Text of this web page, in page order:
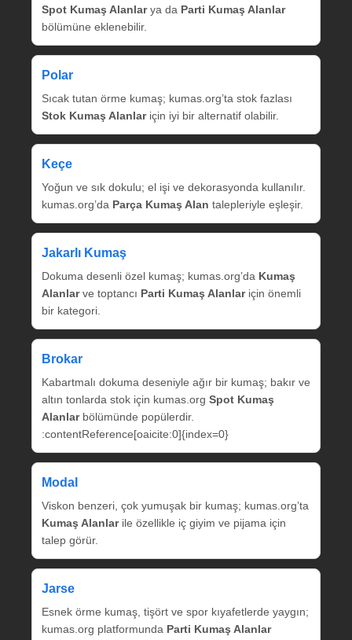
Spot Kumaş Alanlarya da Parti Kumaş Alanlar
bölümüne eklenebilir.
Polar
Sıcak tutan örme kumaş; kumas.org’ta stok fazlası
Stok Kumaş Alanlariçin iyi bir alternatif olabilir.
Keçe
Yoğun ve sık dokulu; el işi ve dekorasyonda kullanılır.
kumas.org’da Parça Kumaş Alan talepleriyle eşleşir.
Jakarlı Kumaş
Dokuma desenli özel kumaş; kumas.org’da Kumaş
Alanlarve toptancı Parti Kumaş Alanlariçin önemli
bir kategori.
Brokar
Kabartmalı dokuma deseniyle ağır bir kumaş; bakır ve
altın tonlarda stok için kumas.org Spot Kumaş
Alanlarbölümünde popülerdir.
:contentReference[oaicite:0]{index=0}
Modal
Viskon benzeri, çok yumuşak bir kumaş; kumas.org’ta
Kumaş Alanlarile özellikle iç giyim ve pijama için
talep görür.
Jarse
Esnek örme kumaş, tişört ve spor kıyafetlerde yaygın;
kumas.org platformunda Parti Kumaş Alanlar